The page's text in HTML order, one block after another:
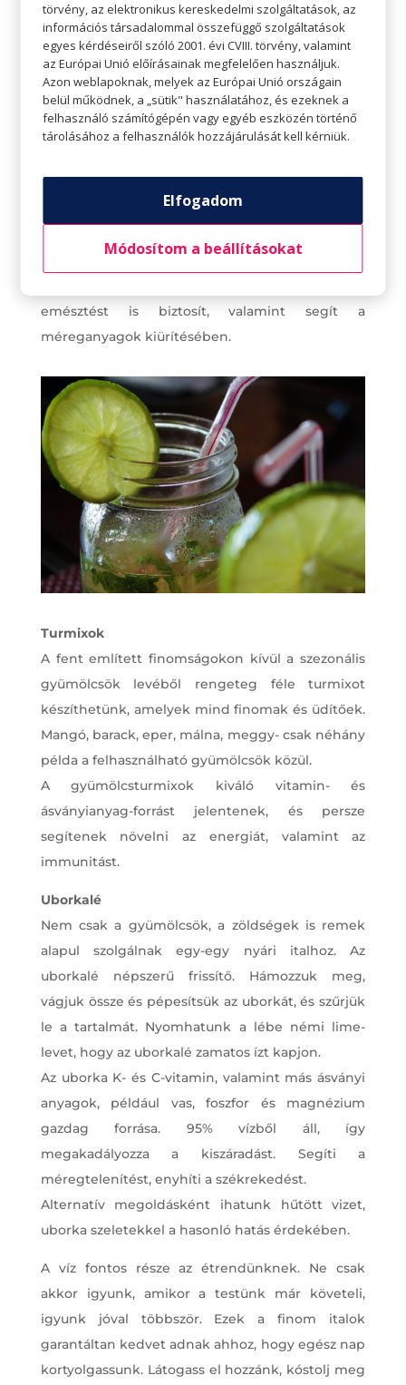
minden nap.
Görögdinnyelé
Ha valaha is szerettünk volna vizet enni vagy
gyümölcsöt inni, nos, akkor a görögdinnye az,
amit keresünk. Vajon a görögdinnye étel vagy
tartalmaz! A görögdinnye leve azonnal hűsít –
fizikailag és szellemileg egyaránt. Emellett segít
emésztést is biztosít, valamint segít a
méreganyagok kiürítésében.
Turmixok
A fent említett finomságokon kívül a szezonális
gyümölcsök levéből rengeteg féle turmixot
készíthetünk, amelyek mind finomak és üdítőek.
Mangó, barack, eper, málna, meggy- csak néhány
példa a felhasználható gyümölcsök közül.
A gyümölcsturmixok kiváló vitamin- és
ásványianyag-forrást jelentenek, és persze
segítenek növelni az energiát, valamint az
immunitást.
Uborkalé
Nem csak a gyümölcsök, a zöldségek is remek
alapul szolgálnak egy-egy nyári italhoz. Az
uborkalé népszerű frissítő. Hámozzuk meg,
vágjuk össze és pépesítsük az uborkát, és szűrjük
le a tartalmát. Nyomhatunk a lébe némi lime-
levet, hogy az uborkalé zamatos ízt kapjon.
Az uborka K- és C-vitamin, valamint más ásványi
anyagok, például vas, foszfor és magnézium
gazdag forrása. 95% vízből áll, így
megakadályozza a kiszáradást. Segíti a
méregtelenítést, enyhíti a székrekedést.
Alternatív megoldásként ihatunk hűtött vizet,
uborka szeletekkel a hasonló hatás érdekében.
A víz fontos része az étrendünknek. Ne csak
akkor igyunk, amikor a testünk már követeli,
igyunk jóval többször. Ezek a finom italok
garantáltan kedvet adnak ahhoz, hogy egész nap
kortyolgassunk. Látogass el hozzánk, kóstolj meg
törvény, az elektronikus kereskedelmi szolgáltatások, az
információs társadalommal összefüggő szolgáltatások
egyes kérdéseiről szóló 2001. évi CVIII. törvény, valamint
az Európai Unió előírásainak megfelelően használjuk.
Azon weblapoknak, melyek az Európai Unió országain
belül működnek, a „sütik" használatához, és ezeknek a
felhasználó számítógépén vagy egyéb eszközén történő
tárolásához a felhasználók hozzájárulását kell kérniük.
Elfogadom
Módosítom a beállításokat